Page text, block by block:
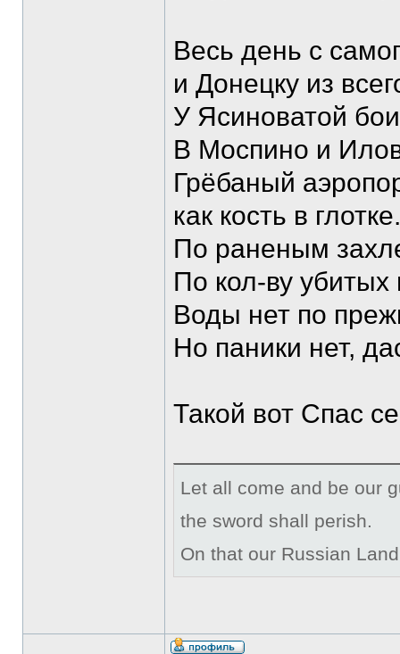
Весь день с
и Донецку из
У Ясиноватой
В Моспино и
Грёбаный
как кость в глотке.
По раненым
По кол-ву убитых
Воды нет по
Но паники нет,
Такой вот Спас
Let all come and be our
the sword shall perish.
On that our Russian